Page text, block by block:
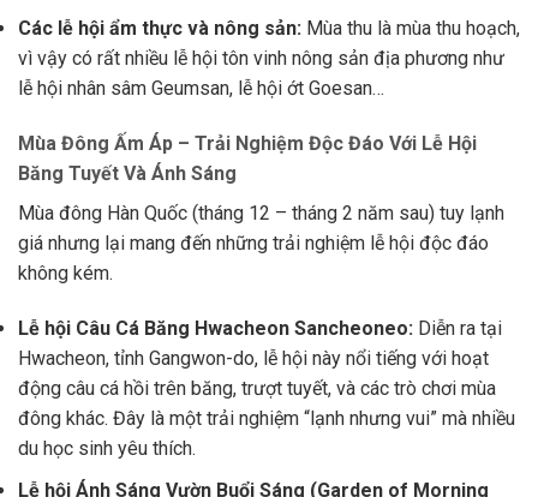
Các lễ hội ẩm thực và nông sản: Mùa thu là mùa thu hoạch,
vì vậy có rất nhiều lễ hội tôn vinh nông sản địa phương như
lễ hội nhân sâm Geumsan, lễ hội ớt Goesan…
Mùa Đông Ấm Áp – Trải Nghiệm Độc Đáo Với Lễ Hội
Băng Tuyết Và Ánh Sáng
Mùa đông Hàn Quốc (tháng 12 – tháng 2 năm sau) tuy lạnh
giá nhưng lại mang đến những trải nghiệm lễ hội độc đáo
không kém.
Lễ hội Câu Cá Băng Hwacheon Sancheoneo: Diễn ra tại
Hwacheon, tỉnh Gangwon-do, lễ hội này nổi tiếng với hoạt
động câu cá hồi trên băng, trượt tuyết, và các trò chơi mùa
đông khác. Đây là một trải nghiệm “lạnh nhưng vui” mà nhiều
du học sinh yêu thích.
Lễ hội Ánh Sáng Vườn Buổi Sáng (Garden of Morning